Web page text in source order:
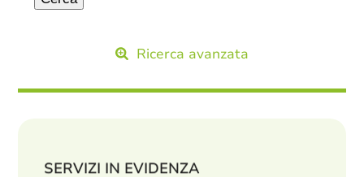
Ricerca avanzata
SERVIZI IN EVIDENZA